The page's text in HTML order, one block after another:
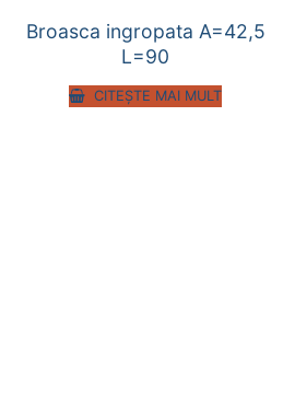
Broasca ingropata A=42,5
L=90
CITEȘTE MAI MULT